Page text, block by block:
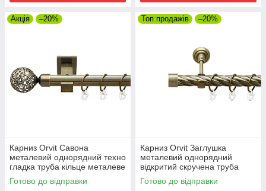
Акція –20%
Карниз Orvit Савона
металевий однорядний техно
гладка труба кільце металеве
Антик 25 мм 200 см (00-
00025905)
Готово до відправки
Топ продажів –20%
Карниз Orvit Заглушка
металевий однорядний
відкритий скручена труба
кільце металеве Антик 25 мм
200 см (00-00025729)
Готово до відправки